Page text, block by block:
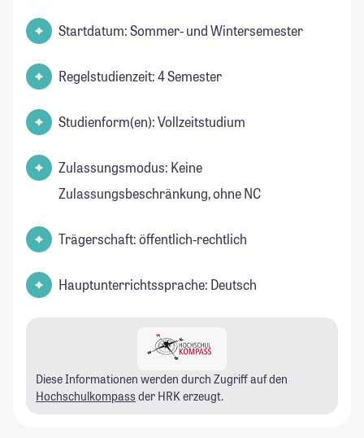
Startdatum: Sommer- und Wintersemester
Regelstudienzeit: 4 Semester
Studienform(en): Vollzeitstudium
Zulassungsmodus: Keine
Zulassungsbeschränkung, ohne NC
Trägerschaft: öffentlich-rechtlich
Hauptunterrichtssprache: Deutsch
Diese Informationen werden durch Zugriff auf den
Hochschulkompass der HRK erzeugt.